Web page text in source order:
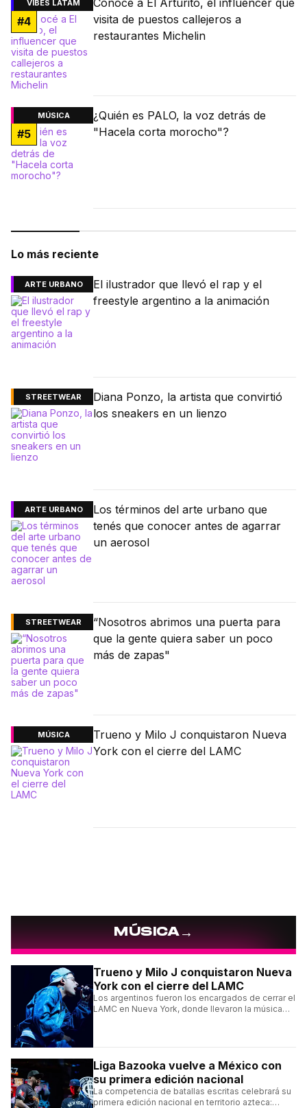
VIBES LATAM
#4
visita de puestos callejeros a
restaurantes Michelin
MÚSICA
#5
¿Quién es PALO, la voz detrás de
"Hacela corta morocho"?
Lo más reciente
ARTE URBANO
El ilustrador que llevó el rap y el
freestyle argentino a la animación
STREETWEAR
Diana Ponzo, la artista que convirtió
los sneakers en un lienzo
ARTE URBANO
Los términos del arte urbano que
tenés que conocer antes de agarrar
un aerosol
STREETWEAR
“Nosotros abrimos una puerta para
que la gente quiera saber un poco
más de zapas"
MÚSICA
Trueno y Milo J conquistaron Nueva
York con el cierre del LAMC
MÚSICA→
Trueno y Milo J conquistaron Nueva
York con el cierre del LAMC
Los argentinos fueron los encargados de cerrar el
LAMC en Nueva York, donde llevaron la música
Liga Bazooka vuelve a México con
su primera edición nacional
La competencia de batallas escritas celebrará su
primera edición nacional en territorio azteca: